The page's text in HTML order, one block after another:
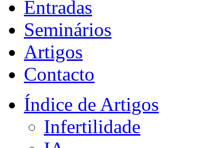
Entradas
Seminários
Artigos
Contacto
Índice de Artigos
Infertilidade